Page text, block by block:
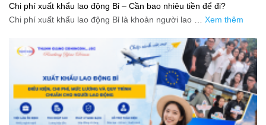
Chi phí xuất khẩu lao động Bỉ – Cần bao nhiêu tiền để đi?
Chi phí xuất khẩu lao động Bỉ là khoản người lao … Xem thêm